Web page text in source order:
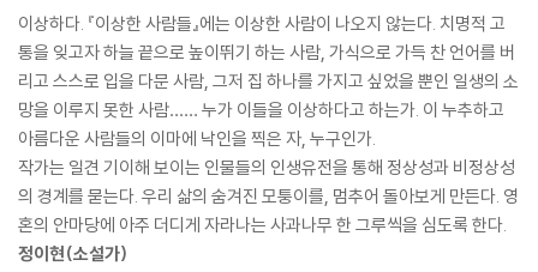
어떤 유형과도 다른 독특함을 가졌다. 밀리언셀러로 대중에게 큰 사랑을
받은 장편소설들을 비롯해 산업화를 거치며 급변하는 세상의 틈에 끼인 인
간의 비애와 자의식을 예리하게 그려온 최인호의 단편들. 그의 작품 속 도
시인은 셀로판지를 한 장쯤 끼고 있는 듯한 시선으로 삶의 열기와 환희에
서 ‘행복한 사람들’은 느끼지 못하는 거리감을 포착하는 데 탁월했다. 웃음
소리로 시끌벅적하던 세상이 갑자기 침묵에 잠기는 듯한 이 낯설음은 현대
인의 고립감, 그 도시인의 감수성을 탁월하게 대변하며 한국문학사에 그
위치를 굳건히 했다.
이상하다. 『이상한 사람들』에는 이상한 사람이 나오지 않는다. 치명적 고
통을 잊고자 하늘 끝으로 높이뛰기 하는 사람, 가식으로 가득 찬 언어를 버
리고 스스로 입을 다문 사람, 그저 집 하나를 가지고 싶었을 뿐인 일생의 소
망을 이루지 못한 사람…… 누가 이들을 이상하다고 하는가. 이 누추하고
아름다운 사람들의 이마에 낙인을 찍은 자, 누구인가.
작가는 일견 기이해 보이는 인물들의 인생유전을 통해 정상성과 비정상성
의 경계를 묻는다. 우리 삶의 숨겨진 모퉁이를, 멈추어 돌아보게 만든다. 영
혼의 안마당에 아주 더디게 자라나는 사과나무 한 그루씩을 심도록 한다.
정이현(소설가)